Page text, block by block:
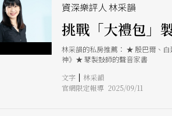
資深樂評人 林采韻
挑戰「大禮包」
林采韻的私房推薦： ★ 殷巴爾、
神》★ 鼕製鼓師的聲音家書
文字 | 林采韻
官網限定報導 2025/09/11